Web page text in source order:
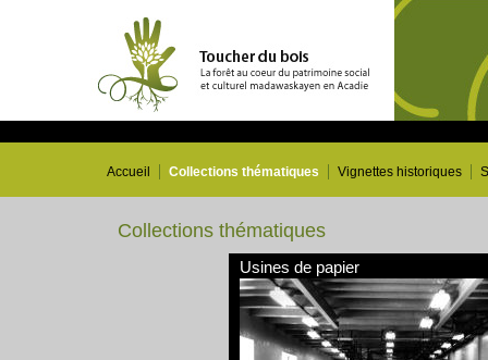
Accueil Collections thématiques Vignettes historiques
Collections thématiques
Usines de papier